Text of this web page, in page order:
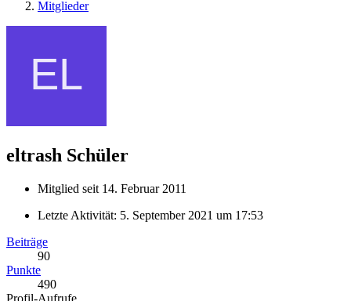
Mitglieder
eltrash Schüler
Mitglied seit 14. Februar 2011
Letzte Aktivität: 5. September 2021 um 17:53
Beiträge
90
Punkte
490
Profil-Aufrufe